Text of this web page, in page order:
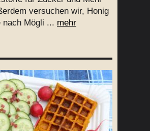
versuchen wir, Honig
nach Mögli ... mehr